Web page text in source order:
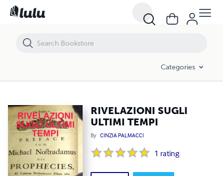
Categories
RIVELAZIONI SUGLI
ULTIMI TEMPI
By CINZIA PALMACCI
1 rating
RIVELAZIONI SUGLI ULTIMI TEMPI